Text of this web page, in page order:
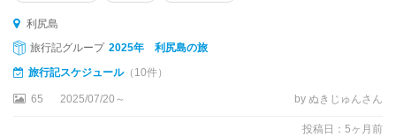
利尻島
旅行記グループ 2025年 利尻島の旅
旅行記スケジュール（10件）
65 2025/07/20～ by ぬきじゅんさん
投稿日：5ヶ月前